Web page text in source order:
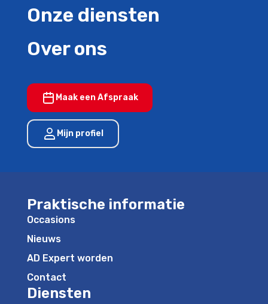
Onze diensten
Over ons
Maak een Afspraak
Mijn profiel
Praktische informatie
Occasions
Nieuws
AD Expert worden
Contact
Diensten